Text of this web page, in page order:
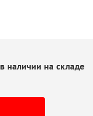
в наличии на складе